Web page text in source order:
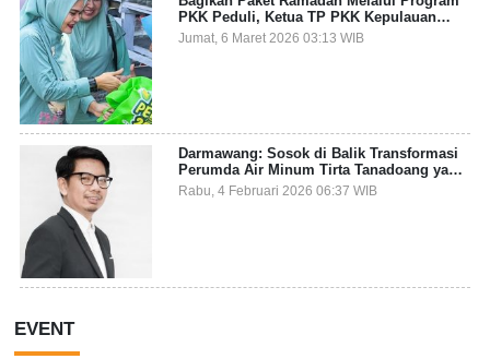
PKK Peduli, Ketua TP PKK Kepulauan
Selayar: Puasa Adalah Ajang Melatih
Kepekaan Sosial
Jumat, 6 Maret 2026 03:13 WIB
Darmawang: Sosok di Balik Transformasi
Perumda Air Minum Tirta Tanadoang yang
Makin Inovatif
Rabu, 4 Februari 2026 06:37 WIB
EVENT